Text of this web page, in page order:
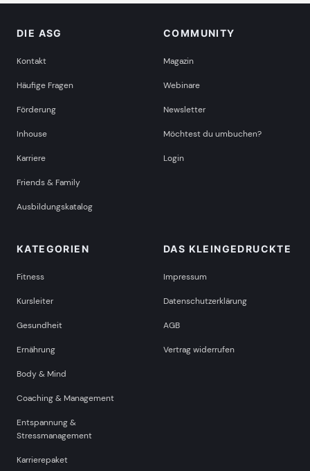
DIE ASG
Kontakt
Häufige Fragen
Förderung
Inhouse
Karriere
Friends & Family
Ausbildungskatalog
COMMUNITY
Magazin
Webinare
Newsletter
Möchtest du umbuchen?
Login
KATEGORIEN
Fitness
Kursleiter
Gesundheit
Ernährung
Body & Mind
Coaching & Management
Entspannung &
Stressmanagement
Karrierepaket
DAS KLEINGEDRUCKTE
Impressum
Datenschutzerklärung
AGB
Vertrag widerrufen